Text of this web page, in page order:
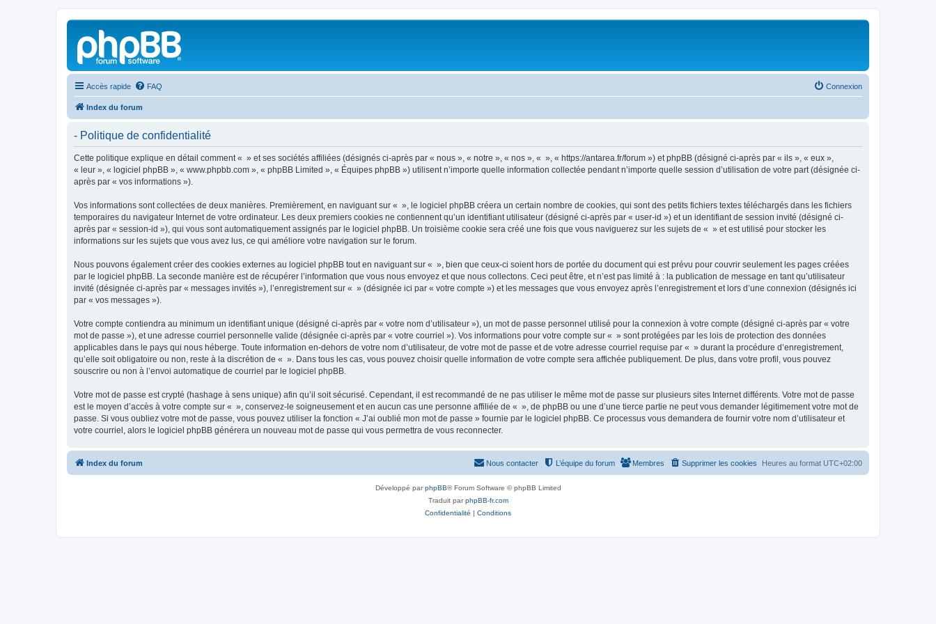
Accès rapide FAQ Connexion
Index du forum
- Politique de confidentialité
Cette politique explique en détail comment « » et ses sociétés affiliées (désignés ci-après par « nous », « notre », « nos », « », « https://antarea.fr/forum ») et phpBB (désigné ci-après par « ils », « eux »,
« leur », « logiciel phpBB », « www.phpbb.com », « phpBB Limited », « Équipes phpBB ») utilisent n’importe quelle information collectée pendant n’importe quelle session d’utilisation de votre part (désignée ci-
après par « vos informations »).
Vos informations sont collectées de deux manières. Premièrement, en naviguant sur « », le logiciel phpBB créera un certain nombre de cookies, qui sont des petits fichiers textes téléchargés dans les fichiers
temporaires du navigateur Internet de votre ordinateur. Les deux premiers cookies ne contiennent qu’un identifiant utilisateur (désigné ci-après par « user-id ») et un identifiant de session invité (désigné ci-
après par « session-id »), qui vous sont automatiquement assignés par le logiciel phpBB. Un troisième cookie sera créé une fois que vous naviguerez sur les sujets de « » et est utilisé pour stocker les
informations sur les sujets que vous avez lus, ce qui améliore votre navigation sur le forum.
Nous pouvons également créer des cookies externes au logiciel phpBB tout en naviguant sur « », bien que ceux-ci soient hors de portée du document qui est prévu pour couvrir seulement les pages créées
par le logiciel phpBB. La seconde manière est de récupérer l’information que vous nous envoyez et que nous collectons. Ceci peut être, et n’est pas limité à : la publication de message en tant qu’utilisateur
invité (désignée ci-après par « messages invités »), l’enregistrement sur « » (désignée ici par « votre compte ») et les messages que vous envoyez après l’enregistrement et lors d’une connexion (désignés ici
par « vos messages »).
Votre compte contiendra au minimum un identifiant unique (désigné ci-après par « votre nom d’utilisateur »), un mot de passe personnel utilisé pour la connexion à votre compte (désigné ci-après par « votre
mot de passe »), et une adresse courriel personnelle valide (désignée ci-après par « votre courriel »). Vos informations pour votre compte sur « » sont protégées par les lois de protection des données
applicables dans le pays qui nous héberge. Toute information en-dehors de votre nom d’utilisateur, de votre mot de passe et de votre adresse courriel requise par « » durant la procédure d’enregistrement,
qu’elle soit obligatoire ou non, reste à la discrétion de « ». Dans tous les cas, vous pouvez choisir quelle information de votre compte sera affichée publiquement. De plus, dans votre profil, vous pouvez
souscrire ou non à l’envoi automatique de courriel par le logiciel phpBB.
Votre mot de passe est crypté (hashage à sens unique) afin qu’il soit sécurisé. Cependant, il est recommandé de ne pas utiliser le même mot de passe sur plusieurs sites Internet différents. Votre mot de passe
est le moyen d’accès à votre compte sur « », conservez-le soigneusement et en aucun cas une personne affiliée de « », de phpBB ou une d’une tierce partie ne peut vous demander légitimement votre mot de
passe. Si vous oubliez votre mot de passe, vous pouvez utiliser la fonction « J’ai oublié mon mot de passe » fournie par le logiciel phpBB. Ce processus vous demandera de fournir votre nom d’utilisateur et
votre courriel, alors le logiciel phpBB générera un nouveau mot de passe qui vous permettra de vous reconnecter.
Index du forum Heures au format UTC+02:00
Supprimer les cookies
Membres
L’équipe du forum
Nous contacter
Développé parphpBB® Forum Software © phpBB Limited
Traduit parphpBB-fr.com
Confidentialité | Conditions